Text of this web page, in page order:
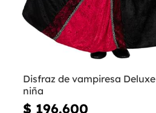
Disfraz de vampiresa
niña
$ 196.600